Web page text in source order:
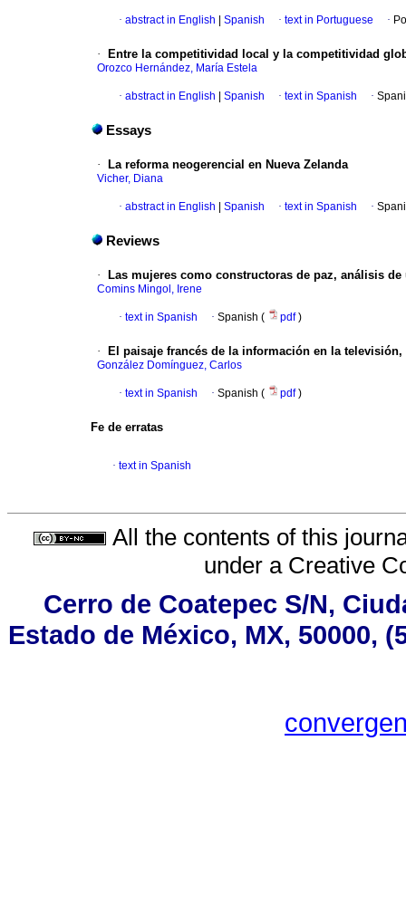
· abstract in English Spanish · text in Portuguese ·
· Entre la competitividad local y la competitividad
Orozco Hernández, María Estela
· abstract in English Spanish · text in Spanish ·
Essays
· La reforma neogerencial en Nueva Zelanda
Vicher, Diana
· abstract in English Spanish · text in Spanish ·
Reviews
· Las mujeres como constructoras de paz, análisis de
Comins Mingol, Irene
· text in Spanish · Spanish ( pdf)
· El paisaje francés de la información en la
González Domínguez, Carlos
· text in Spanish · Spanish ( pdf)
Fe de erratas
· text in Spanish
All the contents of this
under a Creative
Cerro de Coatepec S/N,
Estado de México, MX, 50000,